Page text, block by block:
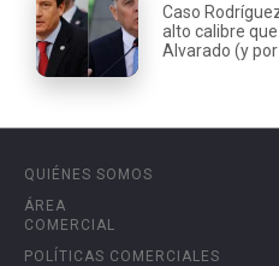
Caso
alto calibre
Alvarado (y
QUIÉNES SOMOS
ÁREA
COMERCIAL
POLÍTICAS COMERCIALES